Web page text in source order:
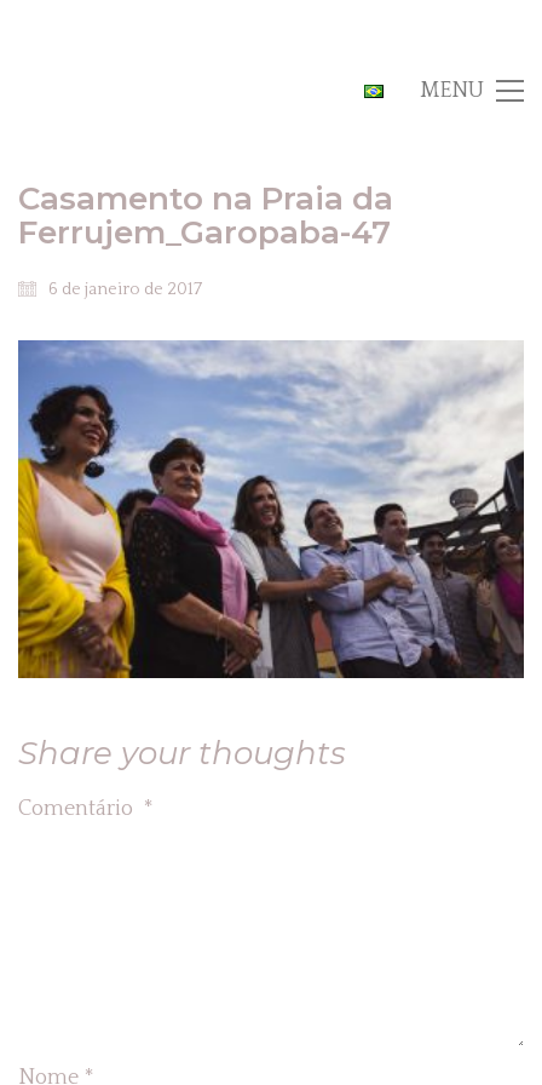
MENU
Casamento na Praia da
Ferrujem_Garopaba-47
6 de janeiro de 2017
Share your thoughts
Comentário *
Nome *